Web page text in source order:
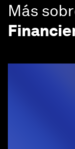
Más